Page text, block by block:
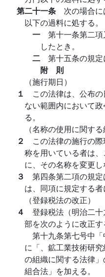
第二十一条 次の場合
以下の過料に処する。
一 第十一条第二
したとき。
二 第十五条の規定
附 則
（施行期日）
１ この法律は、公布
ない範囲内において
る。
（名称の使用に関する
２ この法律の施行の
称を用いている者は
に、その名称を変更し
３ 第四条第二項の規
は、同項に規定する者
（登録税法の改正）
４ 登録税法（明治二
部を次のように改正す
第十九条第七号中
に「、鉱工業技術研
の組織に関する法律
組合法」を加える。